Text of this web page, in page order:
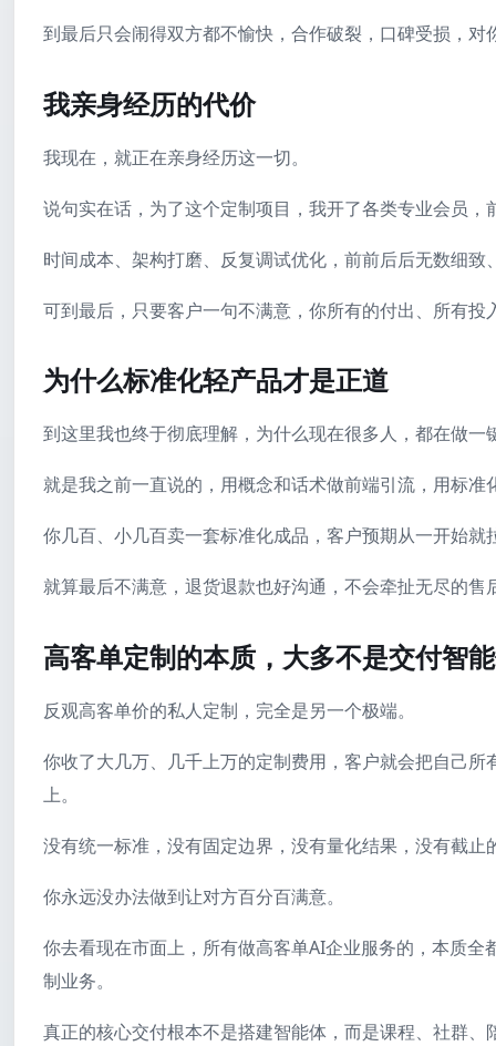
到最后只会闹得双方都不愉快，合作破裂，口碑受损，
我亲身经历的代价
我现在，就正在亲身经历这一切。
说句实在话，为了这个定制项目，我开了各类专业会员
时间成本、架构打磨、反复调试优化，前前后后无数细
可到最后，只要客户一句不满意，你所有的付出、所有
为什么标准化轻产品才是正道
到这里我也终于彻底理解，为什么现在很多人，都在做
就是我之前一直说的，用概念和话术做前端引流，用标准
你几百、小几百卖一套标准化成品，客户预期从一开始就
就算最后不满意，退货退款也好沟通，不会牵扯无尽的
高客单定制的本质，大多不是交付智
反观高客单价的私人定制，完全是另一个极端。
你收了大几万、几千上万的定制费用，客户就会把自己
上。
没有统一标准，没有固定边界，没有量化结果，没有截止
你永远没办法做到让对方百分百满意。
你去看现在市面上，所有做高客单AI企业服务的，本质
制业务。
真正的核心交付根本不是搭建智能体，而是课程、社群